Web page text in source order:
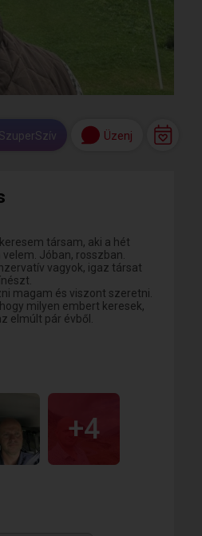
SzuperSzív Üzenj
társam, aki a hét
Jóban, rosszban.
vagyok, igaz társat
magam és viszont szeretni.
milyen embert keresek,
elmúlt pár évből.
+4